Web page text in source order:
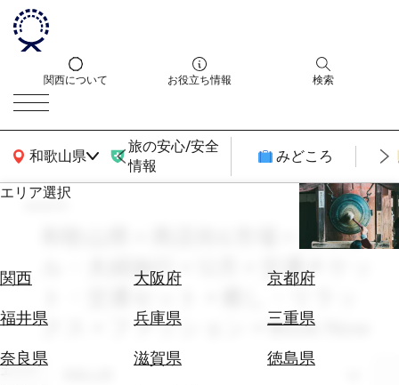
関西について お役立ち情報 検索
和歌山県
関西広域MAP
旅の安心/安全
情報
みどころ
エリア選択
関西 大阪府
京都府
福井県
兵庫県
三重県
奈良県
滋賀県
徳島県
エ
券
テ
search
和歌山県 × 商店街&市場 × カップ
ル・夫婦旅行 × 12月 × 交通チケッ
クス × ファッション × Book Now
エリア